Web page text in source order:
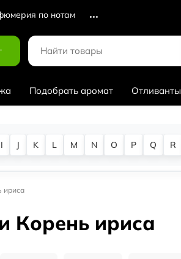
по нотам
Подобрать аромат Отливанты
I J K L M N O P Q R
ириса
Корень ириса